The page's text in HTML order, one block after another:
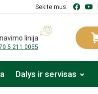
Sekite mus:
linija
5 211 0055
Dalys ir servisas